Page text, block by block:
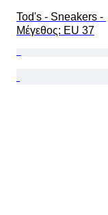
Tod's - Sneakers -
Mέγεθος: EU 37